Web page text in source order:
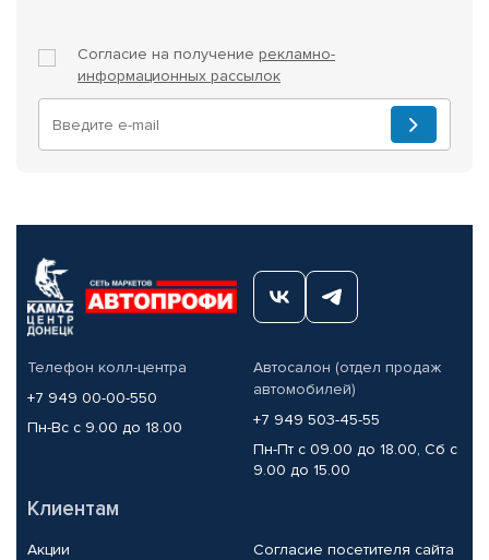
Согласие на получение рекламно-
информационных рассылок
Телефон колл-центра
+7 949 00-00-550
Пн-Вс с 9.00 до 18.00
Автосалон (отдел продаж
автомобилей)
+7 949 503-45-55
Пн-Пт с 09.00 до 18.00, Сб с
9.00 до 15.00
Клиентам
Акции
Согласие посетителя сайта